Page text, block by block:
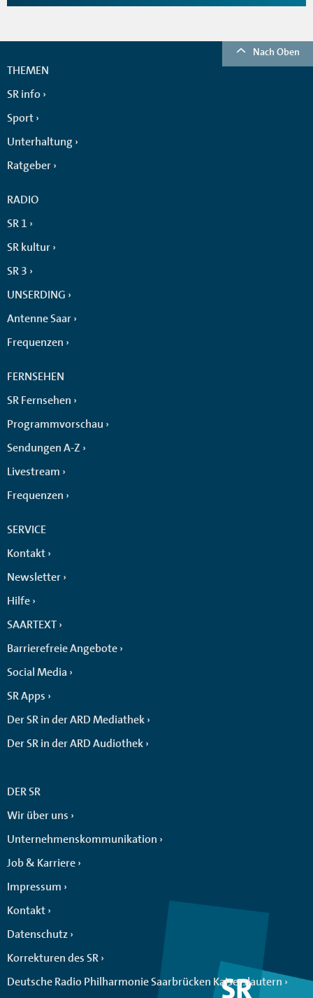
Nach Oben
THEMEN
SR info
Sport
Unterhaltung
Ratgeber
RADIO
SR 1
SR kultur
SR 3
UNSERDING
Antenne Saar
Frequenzen
FERNSEHEN
SR Fernsehen
Programmvorschau
Sendungen A-Z
Livestream
Frequenzen
SERVICE
Kontakt
Newsletter
Hilfe
SAARTEXT
Barrierefreie Angebote
Social Media
SR Apps
Der SR in der ARD Mediathek
Der SR in der ARD Audiothek
DER SR
Wir über uns
Unternehmenskommunikation
Job & Karriere
Impressum
Kontakt
Datenschutz
Korrekturen des SR
Deutsche Radio Philharmonie Saarbrücken Kaiserslautern